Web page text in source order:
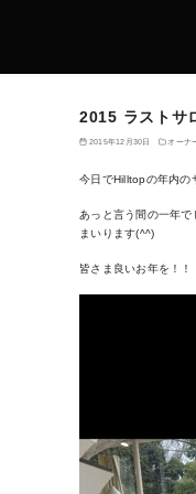
2015 ラストサ
2015年12月30日 オーナ
今日でHilltopの年内
あっと言う間の一年
まいります(^^)
皆さま良いお年を！！